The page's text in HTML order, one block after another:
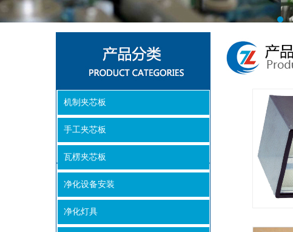
机制夹芯板
手工夹芯板
瓦楞夹芯板
净化设备安装
净化灯具